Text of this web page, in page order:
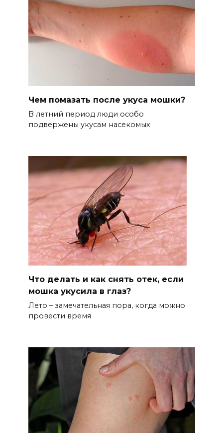
Чем помазать после укуса мошки?
В летний период люди особо
подвержены укусам насекомых
Что делать и как снять отек, если
мошка укусила в глаз?
Лето – замечательная пора, когда можно
провести время